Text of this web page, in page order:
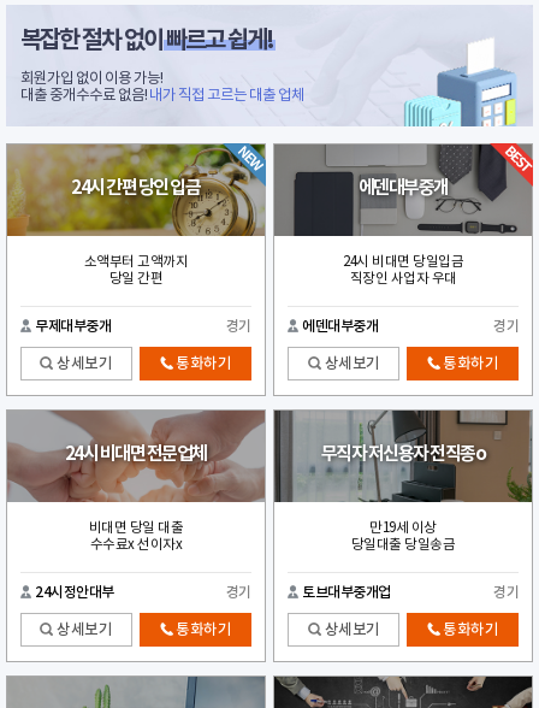
복잡한 절차 없이빠르고 쉽게!
회원가입 없이 이용 가능!
대출 중개수수료 없음! 내가 직접 고르는 대출 업체
24시 간편 당인 입금
소액부터 고액까지
당일 간편
무제대부중개 경기
상세보기 통화하기
에덴대부중개
24시 비대면 당일입금
직장인 사업자 우대
에덴대부중개 경기
상세보기 통화하기
24시 비대면 전문업체
비대면 당일 대출
수수료x 선이자x
24시정안대부 경기
상세보기 통화하기
무직자 저신용자 전직종o
만19세 이상
당일대출 당일송금
토브대부중개업 경기
상세보기 통화하기